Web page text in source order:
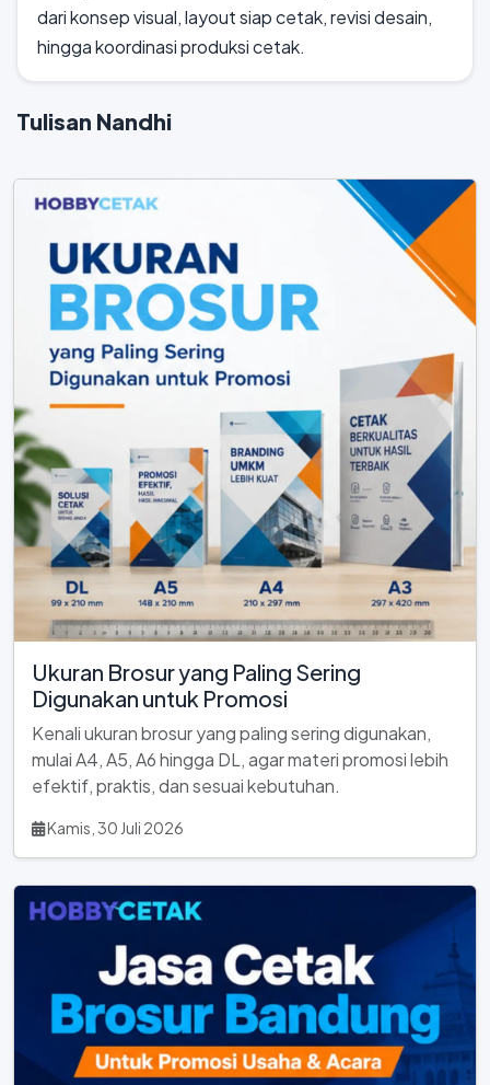
dari konsep visual, layout siap cetak, revisi desain,
hingga koordinasi produksi cetak.
Tulisan Nandhi
Ukuran Brosur yang Paling Sering
Digunakan untuk Promosi
Kenali ukuran brosur yang paling sering digunakan,
mulai A4, A5, A6 hingga DL, agar materi promosi lebih
efektif, praktis, dan sesuai kebutuhan.
Kamis, 30 Juli 2026